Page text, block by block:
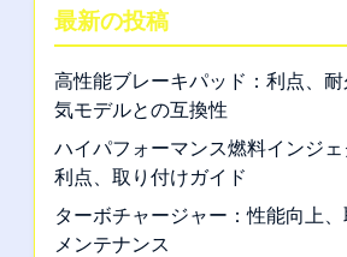
最新の投稿
高性能ブレーキパッド：利点、
気モデルとの互換性
ハイパフォーマンス燃料インジェ
利点、取り付けガイド
ターボチャージャー：性能向上
メンテナンス